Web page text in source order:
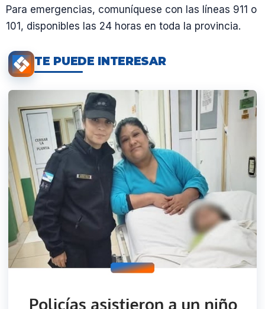
Para emergencias, comuníquese con las líneas 911 o
101, disponibles las 24 horas en toda la provincia.
TE PUEDE INTERESAR